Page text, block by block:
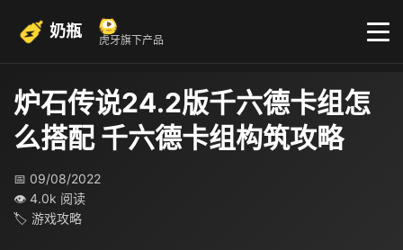
奶瓶 虎牙旗下产品
炉石传说24.2版千六德卡组怎
么搭配 千六德卡组构筑攻略
📅 09/08/2022
👁 4.0k 阅读
🏷 游戏攻略